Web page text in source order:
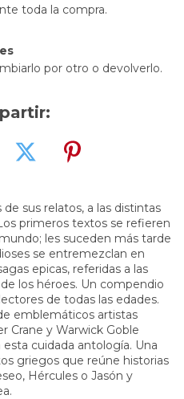
toda la compra.
por otro o devolverlo.
sus relatos, a las distintas
primeros textos se refieren
les suceden más tarde
se entremezclan en
epicas, referidas a las
los héroes. Un compendio
de todas las edades.
emblemáticos artistas
Crane y Warwick Goble
cuidada antología. Una
griegos que reúne historias
Hércules o Jasón y